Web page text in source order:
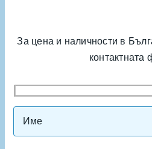
За цена и наличности в
контактната